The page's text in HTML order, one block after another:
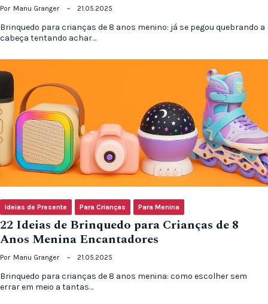
Por Manu Granger 21.05.2025
Brinquedo para crianças de 8 anos menino: já se pegou quebrando a
cabeça tentando achar…
Ideias de Presente Para Crianças Para Menina
22 Ideias de Brinquedo para Crianças de 8
Anos Menina Encantadores
Por Manu Granger 21.05.2025
Brinquedo para crianças de 8 anos menina: como escolher sem
errar em meio a tantas…